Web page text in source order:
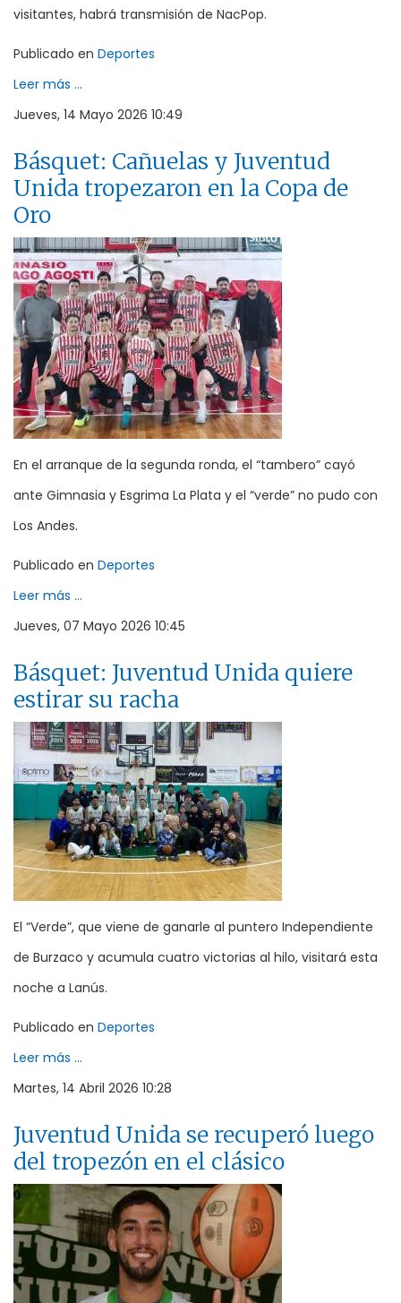
visitantes, habrá transmisión de NacPop.
Publicado en Deportes
Leer más ...
Jueves, 14 Mayo 2026 10:49
Básquet: Cañuelas y Juventud
Unida tropezaron en la Copa de
Oro
En el arranque de la segunda ronda, el “tambero” cayó
ante Gimnasia y Esgrima La Plata y el “verde” no pudo con
Los Andes.
Publicado en Deportes
Leer más ...
Jueves, 07 Mayo 2026 10:45
Básquet: Juventud Unida quiere
estirar su racha
El “Verde”, que viene de ganarle al puntero Independiente
de Burzaco y acumula cuatro victorias al hilo, visitará esta
noche a Lanús.
Publicado en Deportes
Leer más ...
Martes, 14 Abril 2026 10:28
Juventud Unida se recuperó luego
del tropezón en el clásico